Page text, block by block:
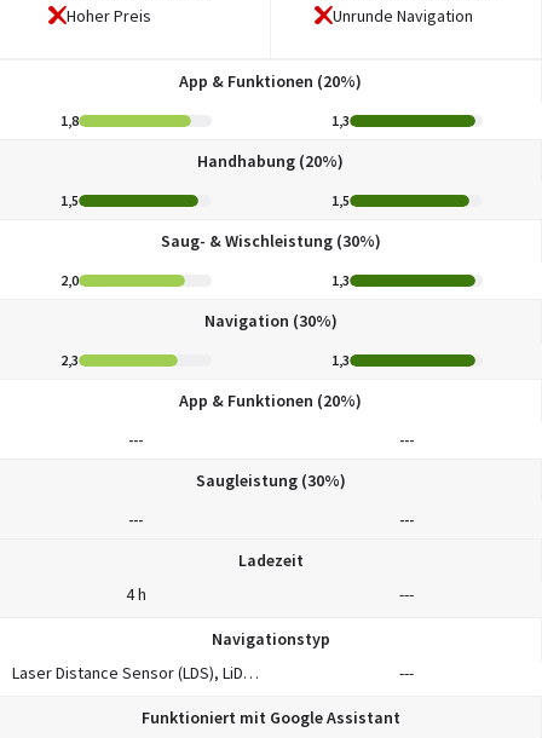
Hoher Preis
Unrunde Navigation
App & Funktionen (20%)
1,8 1,3
Handhabung (20%)
1,5 1,5
Saug- & Wischleistung (30%)
2,0 1,3
Navigation (30%)
2,3 1,3
App & Funktionen (20%)
--- ---
Saugleistung (30%)
--- ---
Ladezeit
4 h
---
Navigationstyp
Laser Distance Sensor (LDS), LiDAR
---
Funktioniert mit Google Assistant